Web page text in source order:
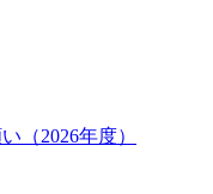
（2026年度）